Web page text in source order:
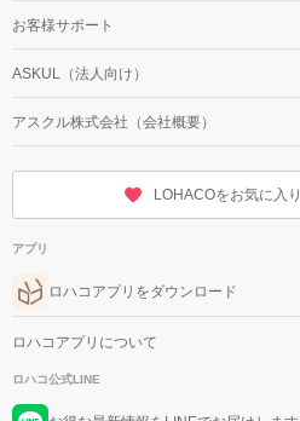
お客様サポート
ASKUL（法人向け）
アスクル株式会社（会社概要）
LOHACOをお気に入
アプリ
ロハコアプリをダウンロード
ロハコアプリについて
ロハコ公式LINE